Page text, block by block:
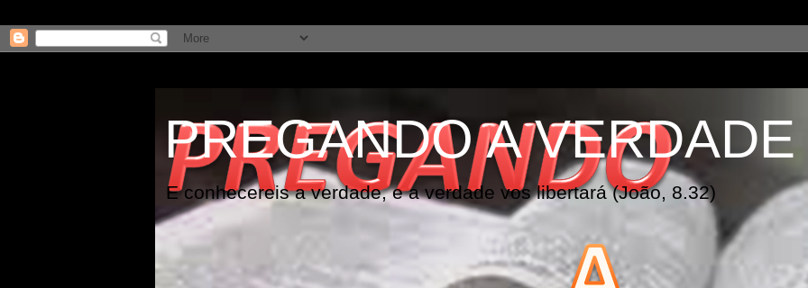
PREGANDO A VERDADE
E conhecereis a verdade, e a verdade vos libertará (João, 8.32)